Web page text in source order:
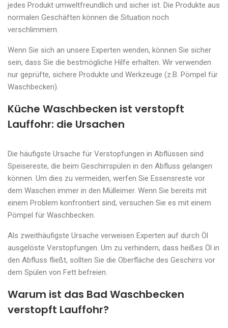
jedes Produkt umweltfreundlich und sicher ist. Die Produkte aus
normalen Geschäften können die Situation noch
verschlimmern.
Wenn Sie sich an unsere Experten wenden, können Sie sicher
sein, dass Sie die bestmögliche Hilfe erhalten. Wir verwenden
nur geprüfte, sichere Produkte und Werkzeuge (z.B. Pömpel für
Waschbecken).
Küche Waschbecken ist verstopft
Lauffohr: die Ursachen
Die häufigste Ursache für Verstopfungen in Abflüssen sind
Speisereste, die beim Geschirrspülen in den Abfluss gelangen
können. Um dies zu vermeiden, werfen Sie Essensreste vor
dem Waschen immer in den Mülleimer. Wenn Sie bereits mit
einem Problem konfrontiert sind, versuchen Sie es mit einem
Pömpel für Waschbecken.
Als zweithäufigste Ursache verweisen Experten auf durch Öl
ausgelöste Verstopfungen. Um zu verhindern, dass heißes Öl in
den Abfluss fließt, sollten Sie die Oberfläche des Geschirrs vor
dem Spülen von Fett befreien.
Warum ist das Bad Waschbecken
verstopft Lauffohr?